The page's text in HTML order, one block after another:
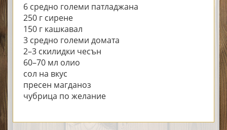
6 средно големи патладжана
250 г сирене
150 г кашкавал
3 средно големи домата
2–3 скилидки чесън
60–70 мл олио
сол на вкус
пресен магданоз
чубрица по желание